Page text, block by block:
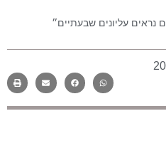
עליונים שבעתיים״